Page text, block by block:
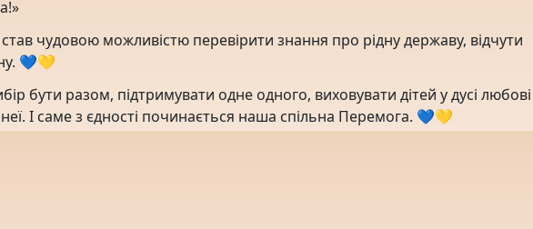
став чудовою можливістю перевірити знання про рідну державу, відчути
💙💛
бути разом, підтримувати одне одного, виховувати дітей у дусі любові
неї. І саме з єдності починається наша спільна Перемога. 💙💛